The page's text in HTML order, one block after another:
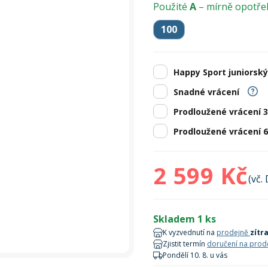
Oblečení
Frisbee a jiné
Zobrazit vše
Sluneční brýle
Zobrazit vše
Doplňky
panely
Použité A – mírně
100
Happy Sport
Snadné vrácení
Prodloužené vrácení
Prodloužené vrácení
2 599 Kč(vč.
Skladem 1 ks
K vyzvednutí na prodejně zítra
Zjistit termín doručení na
Pondělí 10. 8. u vás